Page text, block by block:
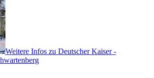
Weitere Infos zu Deutscher Kaiser -